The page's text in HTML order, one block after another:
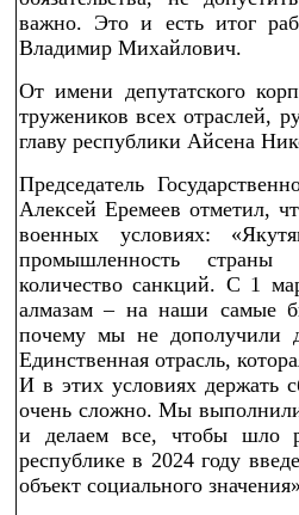
важно. Это и есть итог
Владимир Михайлович.
От имени депутатского
тружеников всех отраслей,
главу республики Айсена
Председатель
Алексей Еремеев отметил,
военных условиях:
промышленность
количество санкций. С 1
алмазам – на наши самые
почему мы не дополучили
Единственная отрасль,
И в этих условиях держать
очень сложно. Мы выполнили
и делаем все, чтобы шло
республике в 2024 году
объект социального